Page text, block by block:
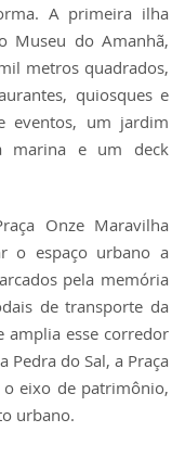
A primeira ilha
Museu do Amanhã,
metros quadrados,
quiosques e
eventos, um jardim
marina e um deck
Onze Maravilha
o espaço urbano a
pela memória
de transporte da
amplia esse corredor
Pedra do Sal, a Praça
eixo de patrimônio,
urbano.